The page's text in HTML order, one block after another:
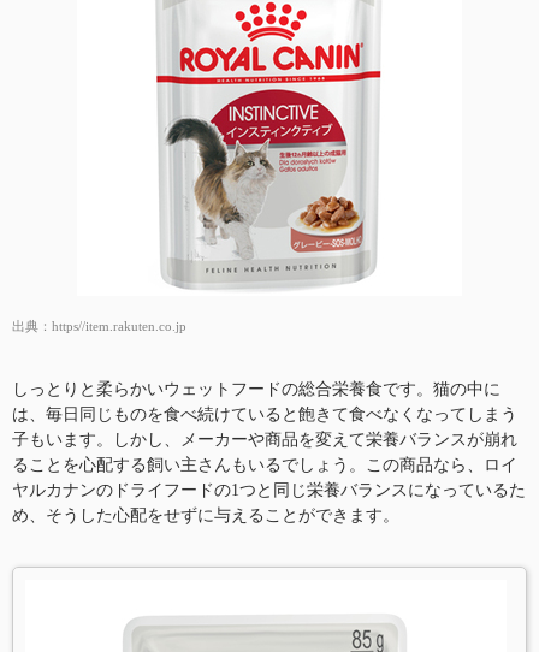
出典： https//item.rakuten.co.jp
しっとりと柔らかいウェットフードの総合栄養食です。猫の中に
は、毎日同じものを食べ続けていると飽きて食べなくなってしまう
子もいます。しかし、メーカーや商品を変えて栄養バランスが崩れ
ることを心配する飼い主さんもいるでしょう。この商品なら、ロイ
ヤルカナンのドライフードの1つと同じ栄養バランスになっているた
め、そうした心配をせずに与えることができます。